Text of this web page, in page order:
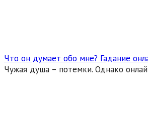
Что он думает обо мне? Гадание
Чужая душа – потемки. Однако